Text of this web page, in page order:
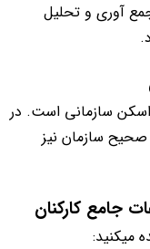
آوری و تحلیل
اسکن سازمانی است. در
صحیح سازمان نیز
جامع کارکنان
میکنید: